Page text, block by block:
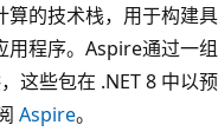
的技术栈，用于构建具
用程序。Aspire通过一组
这些包在 .NET 8 中以预
Aspire。